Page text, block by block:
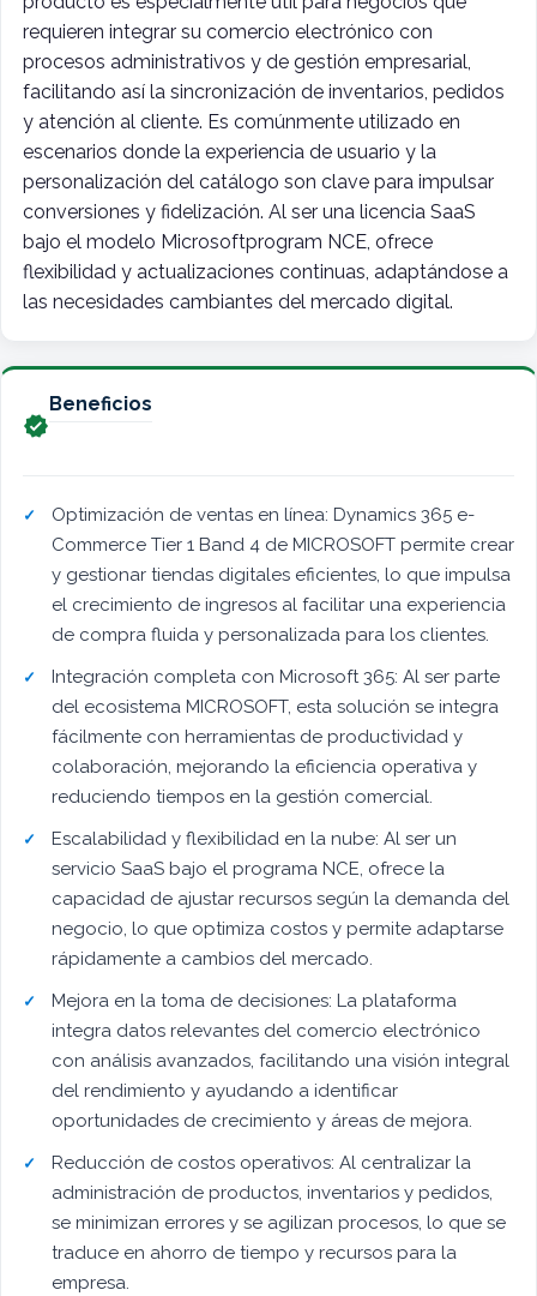
requieren integrar su comercio electrónico con
procesos administrativos y de gestión empresarial,
facilitando así la sincronización de inventarios, pedidos
y atención al cliente. Es comúnmente utilizado en
escenarios donde la experiencia de usuario y la
personalización del catálogo son clave para impulsar
conversiones y fidelización. Al ser una licencia SaaS
bajo el modelo Microsoftprogram NCE, ofrece
flexibilidad y actualizaciones continuas, adaptándose a
las necesidades cambiantes del mercado digital.

Beneficios
Optimización de ventas en línea: Dynamics 365 e-
Commerce Tier 1 Band 4 de MICROSOFT permite crear
y gestionar tiendas digitales eficientes, lo que impulsa
el crecimiento de ingresos al facilitar una experiencia
de compra fluida y personalizada para los clientes.
Integración completa con Microsoft 365: Al ser parte
del ecosistema MICROSOFT, esta solución se integra
fácilmente con herramientas de productividad y
colaboración, mejorando la eficiencia operativa y
reduciendo tiempos en la gestión comercial.
Escalabilidad y flexibilidad en la nube: Al ser un
servicio SaaS bajo el programa NCE, ofrece la
capacidad de ajustar recursos según la demanda del
negocio, lo que optimiza costos y permite adaptarse
rápidamente a cambios del mercado.
Mejora en la toma de decisiones: La plataforma
integra datos relevantes del comercio electrónico
con análisis avanzados, facilitando una visión integral
del rendimiento y ayudando a identificar
oportunidades de crecimiento y áreas de mejora.
Reducción de costos operativos: Al centralizar la
administración de productos, inventarios y pedidos,
se minimizan errores y se agilizan procesos, lo que se
traduce en ahorro de tiempo y recursos para la
empresa.